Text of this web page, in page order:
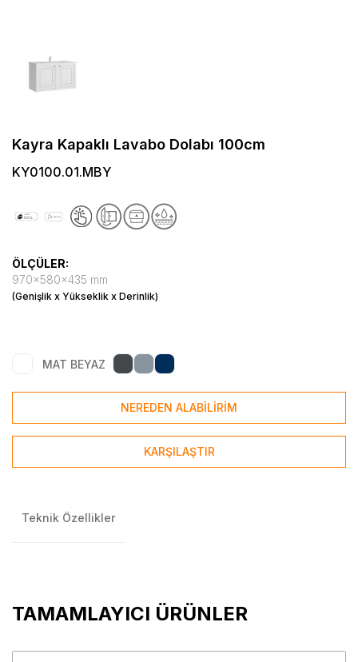
Kayra Kapaklı Lavabo Dolabı 100cm
KY0100.01.MBY
ÖLÇÜLER:
970x580x435 mm
(Genişlik x Yükseklik x Derinlik)
MAT BEYAZ
NEREDEN ALABİLİRİM
KARŞILAŞTIR
Teknik Özellikler
TAMAMLAYICI ÜRÜNLER